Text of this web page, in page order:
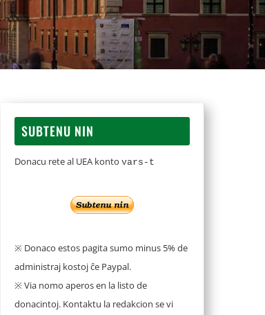
SUBTENU NIN
Donacu rete al UEA konto vars-t
※ Donaco estos pagita sumo minus 5% de
administraj kostoj ĉe Paypal.
※ Via nomo aperos en la listo de
donacintoj. Kontaktu la redakcion se vi